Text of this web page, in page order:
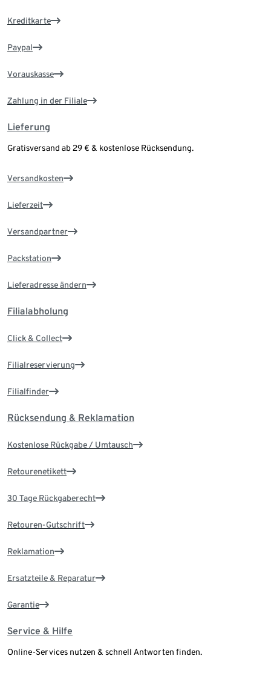
Kreditkarte
Paypal
Vorauskasse
Zahlung in der Filiale
Lieferung
Gratisversand ab 29 € & kostenlose Rücksendung.
Versandkosten
Lieferzeit
Versandpartner
Packstation
Lieferadresse ändern
Filialabholung
Click & Collect
Filialreservierung
Filialfinder
Rücksendung & Reklamation
Kostenlose Rückgabe / Umtausch
Retourenetikett
30 Tage Rückgaberecht
Retouren-Gutschrift
Reklamation
Ersatzteile & Reparatur
Garantie
Service & Hilfe
Online-Services nutzen & schnell Antworten finden.